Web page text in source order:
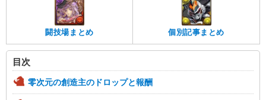
闘技場まとめ 個別記事まとめ
目次
零次元の創造主のドロップと報酬